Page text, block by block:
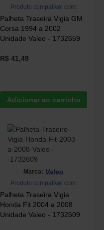
Produto compatível com:
Palheta Traseira Vigia GM
Corsa 1994 a 2002
Unidade Valeo - 1732659
R$ 41,49
Marca: Valeo
Produto compatível com:
Palheta Traseira Vigia
Honda Fit 2004 a 2008
Unidade Valeo - 1732609